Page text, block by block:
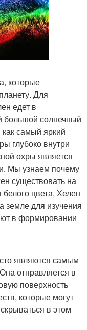
которые
Для
едет в
большой солнечный
самый яркий
глубоко внутри
охры является
Мы узнаем почему
существовать на
цвета, Хелен
земле для изучения
в формировании
являются самым
отправляется в
поверхность
которые могут
в этом